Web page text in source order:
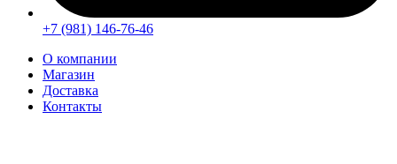
+7 (981) 146-76-46
О компании
Магазин
Доставка
Контакты